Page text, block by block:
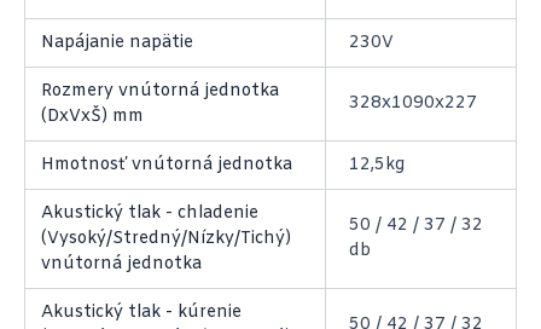
Napájanie napätie 230V
Rozmery vnútorná jednotka
(DxVxŠ) mm
328x1090x227
Hmotnosť vnútorná jednotka 12,5kg
Akustický tlak - chladenie
(Vysoký/Stredný/Nízky/Tichý)
vnútorná jednotka
50 / 42 / 37 / 32
db
Akustický tlak - kúrenie